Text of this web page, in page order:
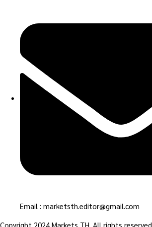
Email : marketsth.editor@gmail.com
Copyright 2024 Markets TH. All rights reserved.